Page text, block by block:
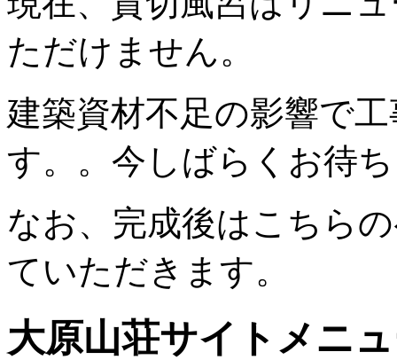
ただけません。
建築資材不足の影響で
す。。今しばらくお待
なお、完成後はこちら
ていただきます。
大原山荘サイトメニ